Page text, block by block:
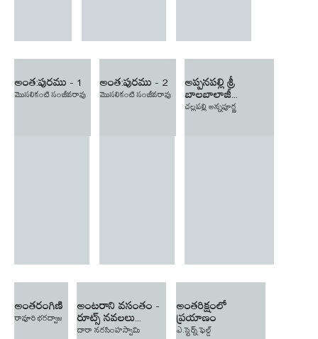
అంత:పురము - 1
మొసలికంటి సంజీవరావు
అంత:పురము - 2
మొసలికంటి సంజీవరావు
అప్పనపల్లి శ్రీ
బాలబాలాజీ...
చల్లపల్లి అన్నపూర్ణ
అంతరంగిణి
రావూరి భరద్వాజ
అంటరాని వసంతం -
రూట్స్ నవలలు...
దారా నరసింహస్వామి
అంతరిక్షంలో
ప్రయాణం
ఎ.స్టెర్న్ ఫెల్డ్